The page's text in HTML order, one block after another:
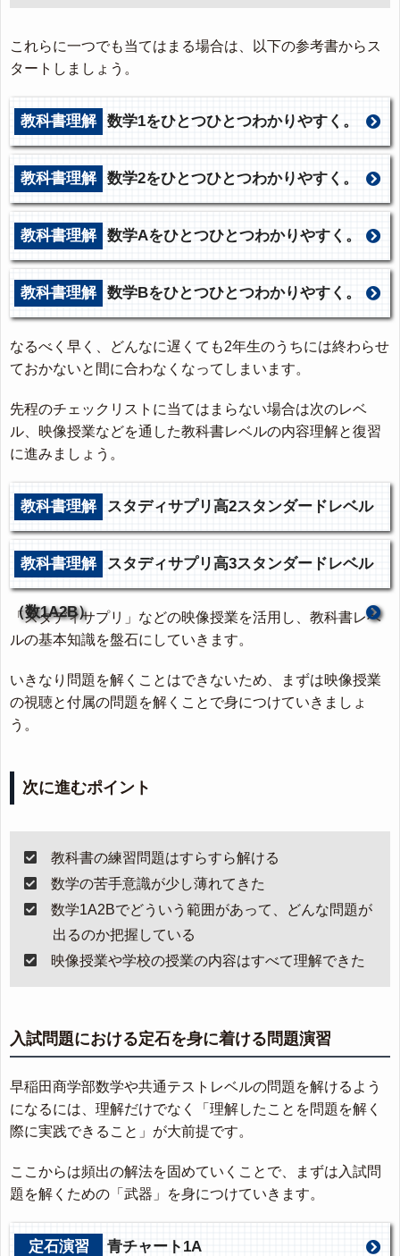
これらに一つでも当てはまる場合は、以下の参考書からス
タートしましょう。
教科書理解 数学1をひとつひとつわかりやすく。
教科書理解 数学2をひとつひとつわかりやすく。
教科書理解 数学Aをひとつひとつわかりやすく。
教科書理解 数学Bをひとつひとつわかりやすく。
なるべく早く、どんなに遅くても2年生のうちには終わらせ
ておかないと間に合わなくなってしまいます。
先程のチェックリストに当てはまらない場合は次のレベ
ル、映像授業などを通した教科書レベルの内容理解と復習
に進みましょう。
教科書理解 スタディサプリ高2スタンダードレベル
（数1A2B）
教科書理解 スタディサプリ高3スタンダードレベル
（数1A2B）
「スタディサプリ」などの映像授業を活用し、教科書レベ
ルの基本知識を盤石にしていきます。
いきなり問題を解くことはできないため、まずは映像授業
の視聴と付属の問題を解くことで身につけていきましょ
う。
次に進むポイント
教科書の練習問題はすらすら解ける
数学の苦手意識が少し薄れてきた
数学1A2Bでどういう範囲があって、どんな問題が
出るのか把握している
映像授業や学校の授業の内容はすべて理解できた
入試問題における定石を身に着ける問題演習
早稲田商学部数学や共通テストレベルの問題を解けるよう
になるには、理解だけでなく「理解したことを問題を解く
際に実践できること」が大前提です。
ここからは頻出の解法を固めていくことで、まずは入試問
題を解くための「武器」を身につけていきます。
定石演習 青チャート1A